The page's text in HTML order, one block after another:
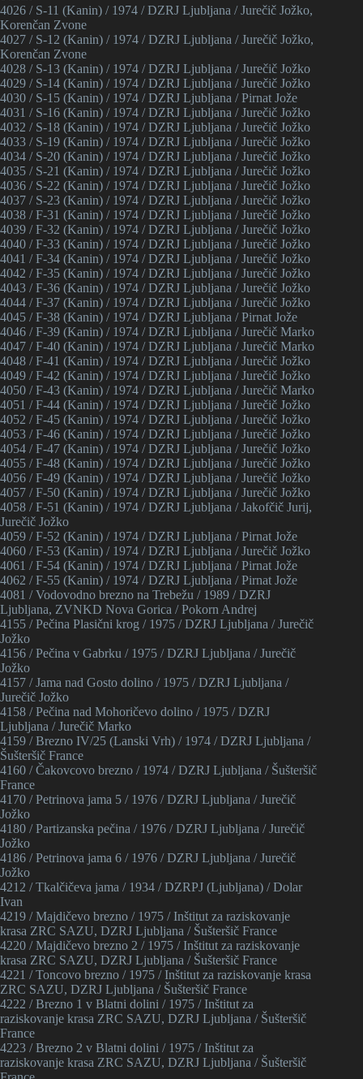
4026 / S-11 (Kanin) / 1974 / DZRJ Ljubljana / Jurečič Jožko,
Korenčan Zvone
4027 / S-12 (Kanin) / 1974 / DZRJ Ljubljana / Jurečič Jožko,
Korenčan Zvone
4028 / S-13 (Kanin) / 1974 / DZRJ Ljubljana / Jurečič Jožko
4029 / S-14 (Kanin) / 1974 / DZRJ Ljubljana / Jurečič Jožko
4030 / S-15 (Kanin) / 1974 / DZRJ Ljubljana / Pirnat Jože
4031 / S-16 (Kanin) / 1974 / DZRJ Ljubljana / Jurečič Jožko
4032 / S-18 (Kanin) / 1974 / DZRJ Ljubljana / Jurečič Jožko
4033 / S-19 (Kanin) / 1974 / DZRJ Ljubljana / Jurečič Jožko
4034 / S-20 (Kanin) / 1974 / DZRJ Ljubljana / Jurečič Jožko
4035 / S-21 (Kanin) / 1974 / DZRJ Ljubljana / Jurečič Jožko
4036 / S-22 (Kanin) / 1974 / DZRJ Ljubljana / Jurečič Jožko
4037 / S-23 (Kanin) / 1974 / DZRJ Ljubljana / Jurečič Jožko
4038 / F-31 (Kanin) / 1974 / DZRJ Ljubljana / Jurečič Jožko
4039 / F-32 (Kanin) / 1974 / DZRJ Ljubljana / Jurečič Jožko
4040 / F-33 (Kanin) / 1974 / DZRJ Ljubljana / Jurečič Jožko
4041 / F-34 (Kanin) / 1974 / DZRJ Ljubljana / Jurečič Jožko
4042 / F-35 (Kanin) / 1974 / DZRJ Ljubljana / Jurečič Jožko
4043 / F-36 (Kanin) / 1974 / DZRJ Ljubljana / Jurečič Jožko
4044 / F-37 (Kanin) / 1974 / DZRJ Ljubljana / Jurečič Jožko
4045 / F-38 (Kanin) / 1974 / DZRJ Ljubljana / Pirnat Jože
4046 / F-39 (Kanin) / 1974 / DZRJ Ljubljana / Jurečič Marko
4047 / F-40 (Kanin) / 1974 / DZRJ Ljubljana / Jurečič Marko
4048 / F-41 (Kanin) / 1974 / DZRJ Ljubljana / Jurečič Jožko
4049 / F-42 (Kanin) / 1974 / DZRJ Ljubljana / Jurečič Jožko
4050 / F-43 (Kanin) / 1974 / DZRJ Ljubljana / Jurečič Marko
4051 / F-44 (Kanin) / 1974 / DZRJ Ljubljana / Jurečič Jožko
4052 / F-45 (Kanin) / 1974 / DZRJ Ljubljana / Jurečič Jožko
4053 / F-46 (Kanin) / 1974 / DZRJ Ljubljana / Jurečič Jožko
4054 / F-47 (Kanin) / 1974 / DZRJ Ljubljana / Jurečič Jožko
4055 / F-48 (Kanin) / 1974 / DZRJ Ljubljana / Jurečič Jožko
4056 / F-49 (Kanin) / 1974 / DZRJ Ljubljana / Jurečič Jožko
4057 / F-50 (Kanin) / 1974 / DZRJ Ljubljana / Jurečič Jožko
4058 / F-51 (Kanin) / 1974 / DZRJ Ljubljana / Jakofčič Jurij,
Jurečič Jožko
4059 / F-52 (Kanin) / 1974 / DZRJ Ljubljana / Pirnat Jože
4060 / F-53 (Kanin) / 1974 / DZRJ Ljubljana / Jurečič Jožko
4061 / F-54 (Kanin) / 1974 / DZRJ Ljubljana / Pirnat Jože
4062 / F-55 (Kanin) / 1974 / DZRJ Ljubljana / Pirnat Jože
4081 / Vodovodno brezno na Trebežu / 1989 / DZRJ
Ljubljana, ZVNKD Nova Gorica / Pokorn Andrej
4155 / Pečina Plasični krog / 1975 / DZRJ Ljubljana / Jurečič
Jožko
4156 / Pečina v Gabrku / 1975 / DZRJ Ljubljana / Jurečič
Jožko
4157 / Jama nad Gosto dolino / 1975 / DZRJ Ljubljana /
Jurečič Jožko
4158 / Pečina nad Mohoričevo dolino / 1975 / DZRJ
Ljubljana / Jurečič Marko
4159 / Brezno IV/25 (Lanski Vrh) / 1974 / DZRJ Ljubljana /
Šušteršič France
4160 / Čakovcovo brezno / 1974 / DZRJ Ljubljana / Šušteršič
France
4170 / Petrinova jama 5 / 1976 / DZRJ Ljubljana / Jurečič
Jožko
4180 / Partizanska pečina / 1976 / DZRJ Ljubljana / Jurečič
Jožko
4186 / Petrinova jama 6 / 1976 / DZRJ Ljubljana / Jurečič
Jožko
4212 / Tkalčičeva jama / 1934 / DZRPJ (Ljubljana) / Dolar
Ivan
4219 / Majdičevo brezno / 1975 / Inštitut za raziskovanje
krasa ZRC SAZU, DZRJ Ljubljana / Šušteršič France
4220 / Majdičevo brezno 2 / 1975 / Inštitut za raziskovanje
krasa ZRC SAZU, DZRJ Ljubljana / Šušteršič France
4221 / Toncovo brezno / 1975 / Inštitut za raziskovanje krasa
ZRC SAZU, DZRJ Ljubljana / Šušteršič France
4222 / Brezno 1 v Blatni dolini / 1975 / Inštitut za
raziskovanje krasa ZRC SAZU, DZRJ Ljubljana / Šušteršič
France
4223 / Brezno 2 v Blatni dolini / 1975 / Inštitut za
raziskovanje krasa ZRC SAZU, DZRJ Ljubljana / Šušteršič